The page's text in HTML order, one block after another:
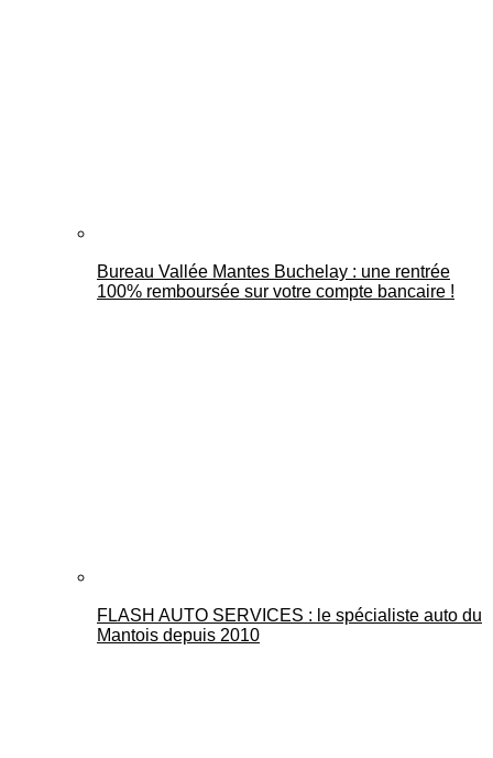
Bureau Vallée Mantes Buchelay : une rentrée
100% remboursée sur votre compte bancaire !
FLASH AUTO SERVICES : le spécialiste auto du
Mantois depuis 2010